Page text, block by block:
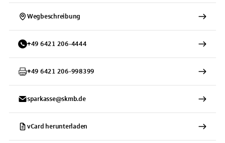
Wegbeschreibung
+49 6421 206-4444
+49 6421 206-998399
sparkasse@skmb.de
vCard herunterladen